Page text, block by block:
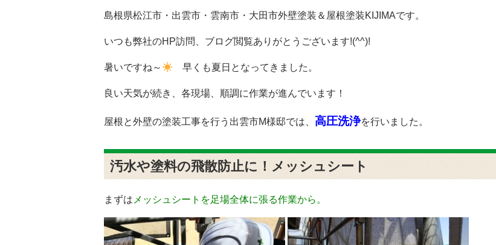
島根県松江市・出雲市・雲南市・大田市外壁塗装＆屋根塗装KIJIMAです。
いつも弊社のHP訪問、ブログ閲覧ありがとうございます!(^^)!
暑いですね～ 早くも夏日となってきました。
良い天気が続き、各現場、順調に作業が進んでいます！
屋根と外壁の塗装工事を行う出雲市M様邸では、 高圧洗浄を行いました。
汚水や塗料の飛散防止に！メッシュシート
まずは メッシュシートを足場全体に張る作業から。